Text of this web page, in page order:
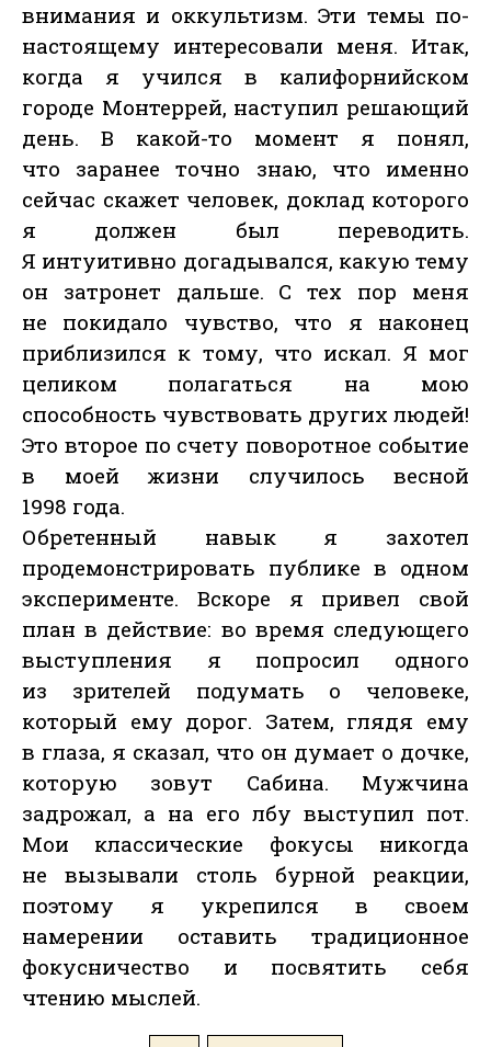
внимания и оккультизм. Эти темы по-
настоящему интересовали меня. Итак,
когда я учился в калифорнийском
городе Монтеррей, наступил решающий
день. В какой-то момент я понял,
что заранее точно знаю, что именно
сейчас скажет человек, доклад которого
я должен был переводить.
Я интуитивно догадывался, какую тему
он затронет дальше. С тех пор меня
не покидало чувство, что я наконец
приблизился к тому, что искал. Я мог
целиком полагаться на мою
способность чувствовать других людей!
Это второе по счету поворотное событие
в моей жизни случилось весной
1998 года.
Обретенный навык я захотел
продемонстрировать публике в одном
эксперименте. Вскоре я привел свой
план в действие: во время следующего
выступления я попросил одного
из зрителей подумать о человеке,
который ему дорог. Затем, глядя ему
в глаза, я сказал, что он думает о дочке,
которую зовут Сабина. Мужчина
задрожал, а на его лбу выступил пот.
Мои классические фокусы никогда
не вызывали столь бурной реакции,
поэтому я укрепился в своем
намерении оставить традиционное
фокусничество и посвятить себя
чтению мыслей.